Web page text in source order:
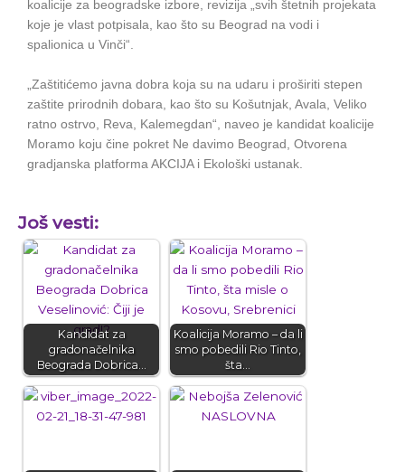
koalicije za beogradske izbore, revizija „svih štetnih projekata
koje je vlast potpisala, kao što su Beograd na vodi i
spalionica u Vinči“.
„Zaštitićemo javna dobra koja su na udaru i proširiti stepen
zaštite prirodnih dobara, kao što su Košutnjak, Avala, Veliko
ratno ostrvo, Reva, Kalemegdan“, naveo je kandidat koalicije
Moramo koju čine pokret Ne davimo Beograd, Otvorena
gradjanska platforma AKCIJA i Ekološki ustanak.
Još vesti:
Kandidat za
gradonačelnika
Beograda Dobrica…
Koalicija Moramo – da li
smo pobedili Rio Tinto,
šta…